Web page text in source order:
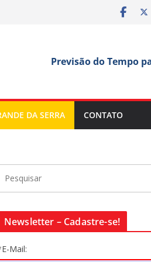
Previsão do Tempo
DA SERRA CONTATO
Newsletter – Cadastre-se!
Mail: